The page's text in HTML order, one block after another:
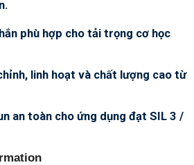
phù hợp cho tải trọng cơ học
linh hoạt và chất lượng cao từ
an toàn cho ứng dụng đạt SIL 3 /